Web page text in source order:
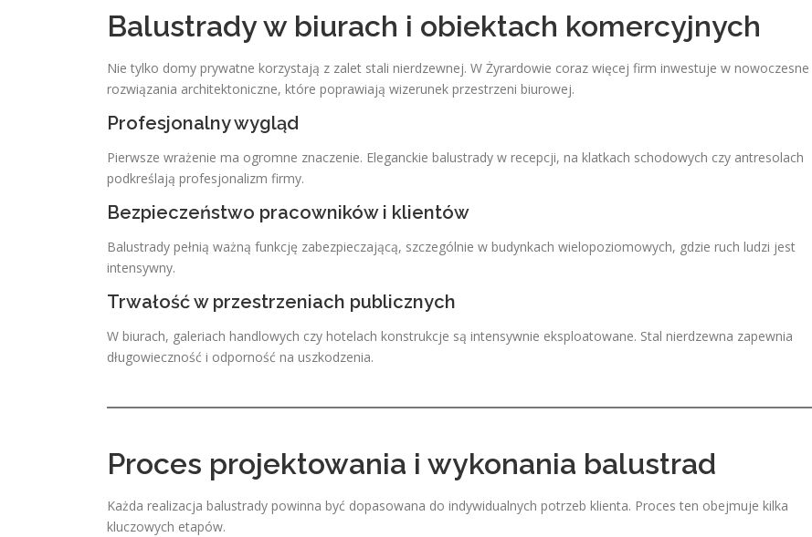
Balustrady w biurach i obiektach komercyjnych
Nie tylko domy prywatne korzystają z zalet stali nierdzewnej. W Żyrardowie coraz więcej firm inwestuje w nowoczesne
rozwiązania architektoniczne, które poprawiają wizerunek przestrzeni biurowej.
Profesjonalny wygląd
Pierwsze wrażenie ma ogromne znaczenie. Eleganckie balustrady w recepcji, na klatkach schodowych czy antresolach
podkreślają profesjonalizm firmy.
Bezpieczeństwo pracowników i klientów
Balustrady pełnią ważną funkcję zabezpieczającą, szczególnie w budynkach wielopoziomowych, gdzie ruch ludzi jest
intensywny.
Trwałość w przestrzeniach publicznych
W biurach, galeriach handlowych czy hotelach konstrukcje są intensywnie eksploatowane. Stal nierdzewna zapewnia
długowieczność i odporność na uszkodzenia.
Proces projektowania i wykonania balustrad
Każda realizacja balustrady powinna być dopasowana do indywidualnych potrzeb klienta. Proces ten obejmuje kilka
kluczowych etapów.